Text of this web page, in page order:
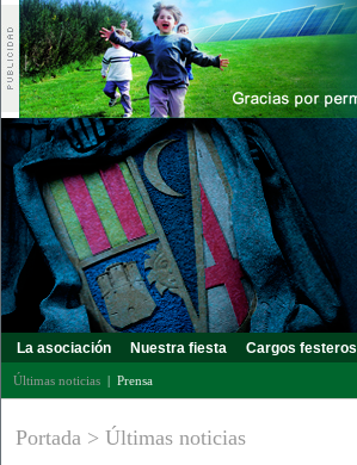
La asociación Nuestra fiesta Cargos festeros
Últimas noticias | Prensa
Portada > Últimas noticias